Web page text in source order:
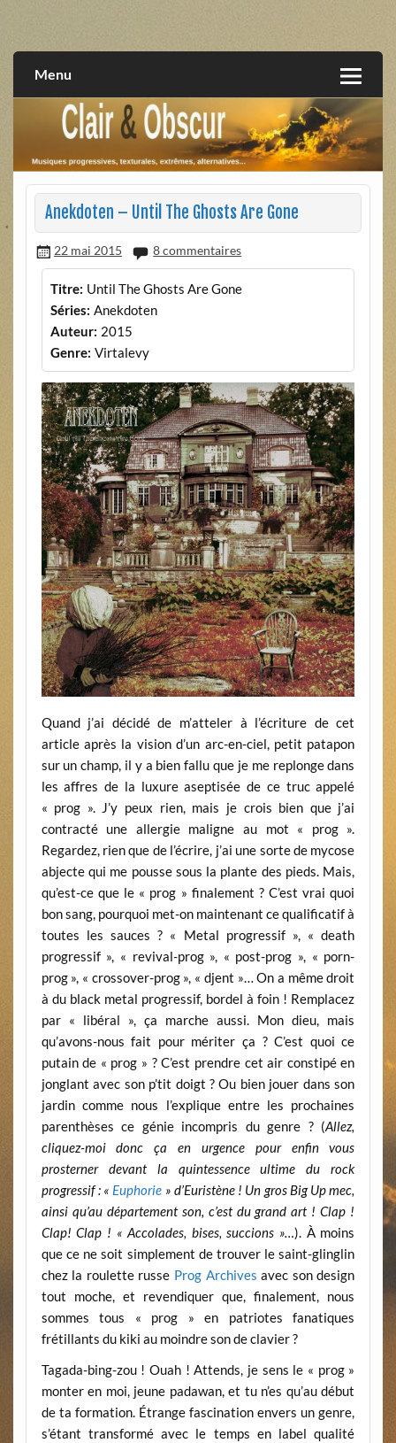
extrêmes, alternatives, texturales
Menu
Anekdoten – Until The Ghosts Are Gone
22 mai 2015 8 commentaires
Titre: Until The Ghosts Are Gone
Séries: Anekdoten
Auteur: 2015
Genre: Virtalevy
Quand j’ai décidé de m’atteler à l’écriture de cet
article après la vision d’un arc-en-ciel, petit patapon
sur un champ, il y a bien fallu que je me replonge dans
les affres de la luxure aseptisée de ce truc appelé
« prog ». J’y peux rien, mais je crois bien que j’ai
contracté une allergie maligne au mot « prog ».
Regardez, rien que de l’écrire, j’ai une sorte de mycose
abjecte qui me pousse sous la plante des pieds. Mais,
qu’est-ce que le « prog » finalement ? C’est vrai quoi
bon sang, pourquoi met-on maintenant ce qualificatif à
toutes les sauces ? « Metal progressif », « death
progressif », « revival-prog », « post-prog », « porn-
prog », « crossover-prog », « djent »… On a même droit
à du black metal progressif, bordel à foin ! Remplacez
par « libéral », ça marche aussi. Mon dieu, mais
qu’avons-nous fait pour mériter ça ? C’est quoi ce
putain de « prog » ? C’est prendre cet air constipé en
jonglant avec son p’tit doigt ? Ou bien jouer dans son
jardin comme nous l’explique entre les prochaines
parenthèses ce génie incompris du genre ? (Allez,
cliquez-moi donc ça en urgence pour enfin vous
prosterner devant la quintessence ultime du rock
progressif : « Euphorie » d’Euristène ! Un gros Big Up mec,
ainsi qu’au département son, c’est du grand art ! Clap !
Clap! Clap ! « Accolades, bises, succions »…). À moins
que ce ne soit simplement de trouver le saint-glinglin
chez la roulette russe Prog Archives avec son design
tout moche, et revendiquer que, finalement, nous
sommes tous « prog » en patriotes fanatiques
frétillants du kiki au moindre son de clavier ?
Tagada-bing-zou ! Ouah ! Attends, je sens le « prog »
monter en moi, jeune padawan, et tu n’es qu’au début
de ta formation. Étrange fascination envers un genre,
s’étant transformé avec le temps en label qualité